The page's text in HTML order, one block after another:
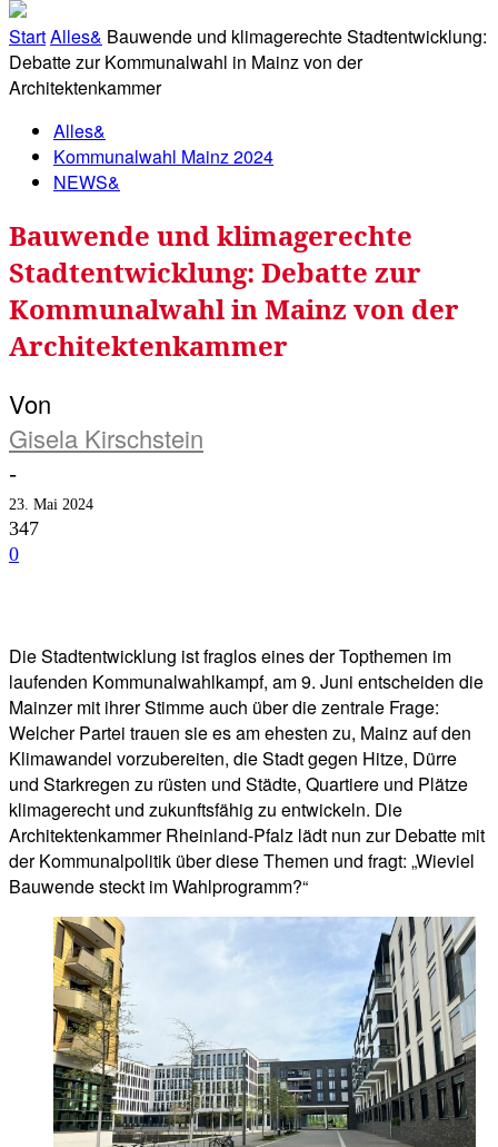
StartAlles& Bauwende und klimagerechte Stadtentwicklung:
Debatte zur Kommunalwahl in Mainz von der
Architektenkammer
Alles&
Kommunalwahl Mainz 2024
NEWS&
Bauwende und klimagerechte
Stadtentwicklung: Debatte zur
Kommunalwahl in Mainz von der
Architektenkammer
Von
Gisela Kirschstein
-
23. Mai 2024
347
0
Die Stadtentwicklung ist fraglos eines der Topthemen im
laufenden Kommunalwahlkampf, am 9. Juni entscheiden die
Mainzer mit ihrer Stimme auch über die zentrale Frage:
Welcher Partei trauen sie es am ehesten zu, Mainz auf den
Klimawandel vorzubereiten, die Stadt gegen Hitze, Dürre
und Starkregen zu rüsten und Städte, Quartiere und Plätze
klimagerecht und zukunftsfähig zu entwickeln. Die
Architektenkammer Rheinland-Pfalz lädt nun zur Debatte mit
der Kommunalpolitik über diese Themen und fragt: „Wieviel
Bauwende steckt im Wahlprogramm?“